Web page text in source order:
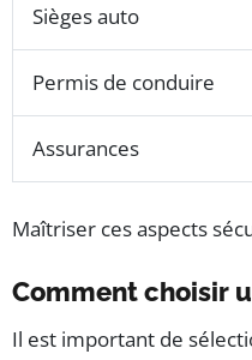
Sièges auto
Permis de conduire
Assurances
Maîtriser ces aspects
Comment choisir
Il est important de